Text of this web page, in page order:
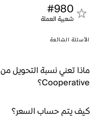
#980
شعبية العملة
الأسئلة الشائعة
Cooperative؟
كيف يتم حساب السعر؟